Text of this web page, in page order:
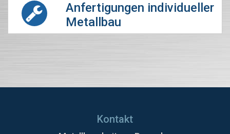
Anfertigungen individueller
Metallbau
Kontakt